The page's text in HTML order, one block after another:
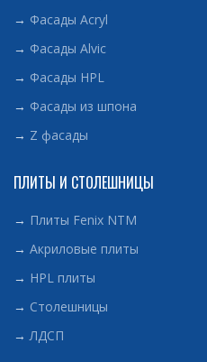
→ Фасады Acryl
→ Фасады Alvic
→ Фасады HPL
→ Фасады из шпона
→ Z фасады
ПЛИТЫ И СТОЛЕШНИЦЫ
→ Плиты Fenix NTM
→ Акриловые плиты
→ HPL плиты
→ Столешницы
→ЛДСП